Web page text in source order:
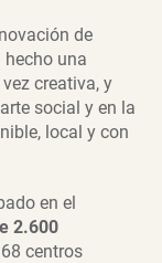
de
hecho una
creativa, y
social y en la
local y con
en el
2.600
centros